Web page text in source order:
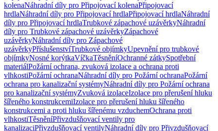
kolenaNáhradní díly pro Připojovací kolenaPřipojovací
hrdlaNáhradní díly pro Připojovací hrdlaPřipojovací hrdlaNáhradní
díly pro Připojovací hrdlaTrubkové zápachové uzávěrkyNáhradní
díly pro Trubkové zápachové uzávěrkyZápachové
uzávěrkyNáhradní díly pro Zápachové
uzávěrkyPříslušenstvíTrubkové objímkyUpevnění pro trubkové
objímkyNosné korýtkaVíčkaTěsněníOchranné zátkySpotřební
materiálPožární ochrana, zvuková izolace a ochrana proti
vlhkostiPožární ochranaNáhradní díly pro Požární ochranaPožární
ochrana pro kanalizační systémyNáhradní díly pro Požární ochrana
pro kanalizační systémyZvuková izolaceIzolace pro přerušení hluku
šířeného konstrukcemiIzolace pro přerušení hluku šířeného
konstrukcemi a proti hluku šířenému vzduchemOchrana proti
vlhkostiTěsněníPřivzdušňovací ventily pro
kanalizaciPřivzdušňovací ventilyNáhradní díly pro Přivzdušňovací